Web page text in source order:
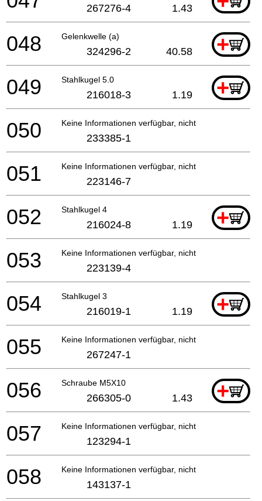
267276-4 1.43
Gelenkwelle (a) +
048 324296-2 40.58
Stahlkugel 5.0 +
049 216018-3 1.19
Keine Informationen verfügbar, nicht bestellbar
050 233385-1
Keine Informationen verfügbar, nicht bestellbar
051 223146-7
Stahlkugel 4 +
052 216024-8 1.19
Keine Informationen verfügbar, nicht bestellbar
053 223139-4
Stahlkugel 3 +
054 216019-1 1.19
Keine Informationen verfügbar, nicht bestellbar
055 267247-1
Schraube M5X10 +
056 266305-0 1.43
Keine Informationen verfügbar, nicht bestellbar
057 123294-1
Keine Informationen verfügbar, nicht bestellbar
058 143137-1